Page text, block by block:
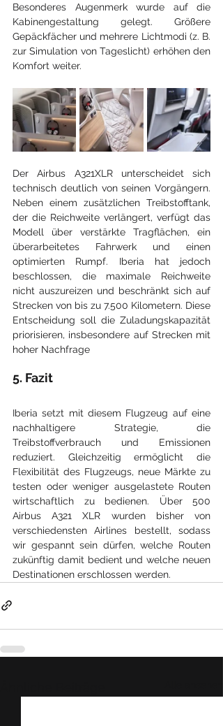
Besonderes Augenmerk wurde auf die
Kabinengestaltung gelegt. Größere
Gepäckfächer und mehrere Lichtmodi (z. B.
zur Simulation von Tageslicht) erhöhen den
Komfort weiter.
Der Airbus A321XLR unterscheidet sich
technisch deutlich von seinen Vorgängern.
Neben einem zusätzlichen Treibstofftank,
der die Reichweite verlängert, verfügt das
Modell über verstärkte Tragflächen, ein
überarbeitetes Fahrwerk und einen
optimierten Rumpf. Iberia hat jedoch
beschlossen, die maximale Reichweite
nicht auszureizen und beschränkt sich auf
Strecken von bis zu 7.500 Kilometern. Diese
Entscheidung soll die Zuladungskapazität
priorisieren, insbesondere auf Strecken mit
hoher Nachfrage​
5. Fazit
Iberia setzt mit diesem Flugzeug auf eine
nachhaltigere Strategie, die
Treibstoffverbrauch und Emissionen
reduziert. Gleichzeitig ermöglicht die
Flexibilität des Flugzeugs, neue Märkte zu
testen oder weniger ausgelastete Routen
wirtschaftlich zu bedienen. Über 500
Airbus A321 XLR wurden bisher von
verschiedensten Airlines bestellt, sodass
wir gespannt sein dürfen, welche Routen
zukünftig damit bedient und welche neuen
Destinationen erschlossen werden.